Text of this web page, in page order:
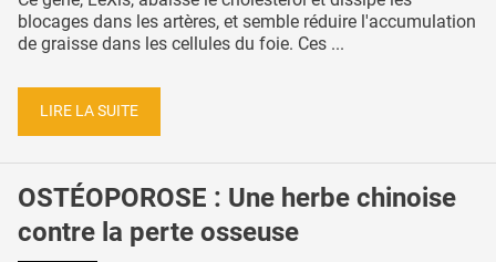
blocages dans les artères, et semble réduire l'accumulation
de graisse dans les cellules du foie. Ces ...
LIRE LA SUITE
OSTÉOPOROSE : Une herbe chinoise
contre la perte osseuse